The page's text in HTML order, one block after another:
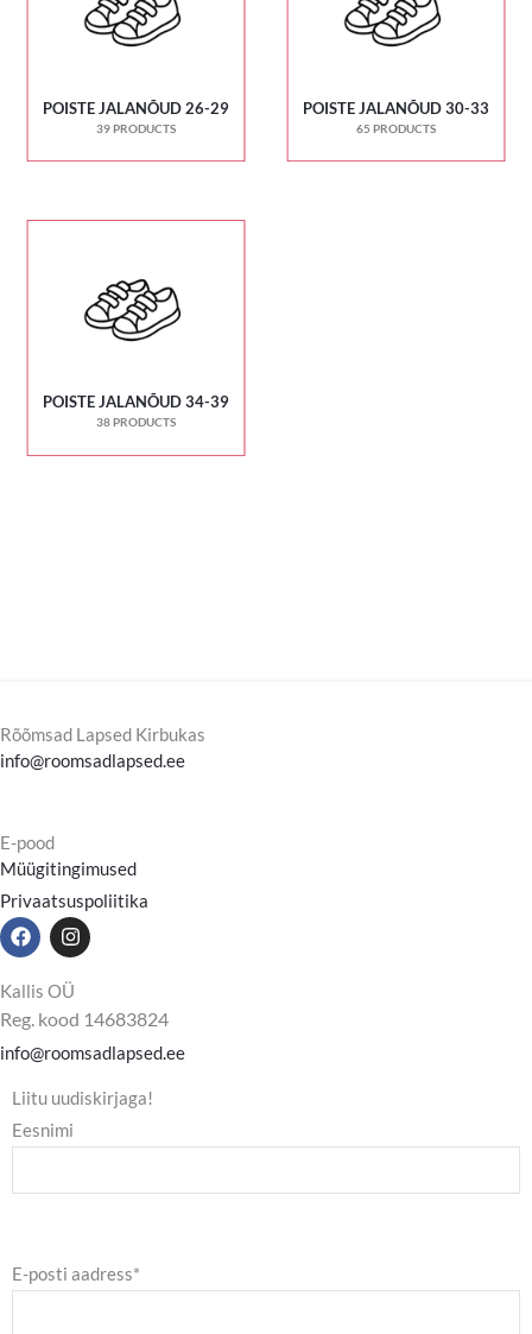
POISTE JALANÕUD 26-29
39 PRODUCTS
POISTE JALANÕUD 30-33
65 PRODUCTS
POISTE JALANÕUD 34-39
38 PRODUCTS
Rõõmsad Lapsed Kirbukas
info@roomsadlapsed.ee
E-pood
Müügitingimused
Privaatsuspoliitika
F
a
c
e
b
o
o
k
I
n
s
t
a
g
r
a
m
Kallis OÜ
Reg. kood 14683824
info@roomsadlapsed.ee
Liitu uudiskirjaga!
Eesnimi
E-posti aadress*